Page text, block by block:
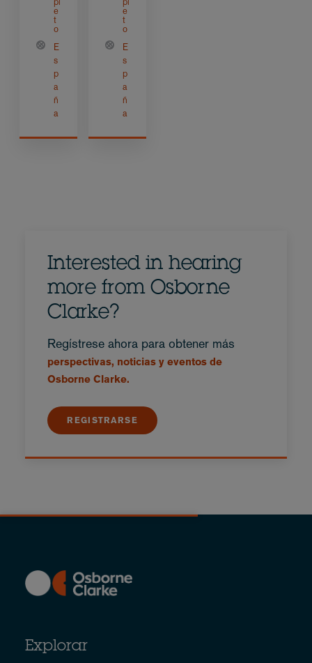
e
t
o
E
s
p
a
ñ
a
e
t
o
E
s
p
a
ñ
a
Interested in hearing
more from Osborne
Clarke?
Regístrese ahora para obtener más
perspectivas, noticias y eventos de
Osborne Clarke.
REGISTRARSE
Explorar